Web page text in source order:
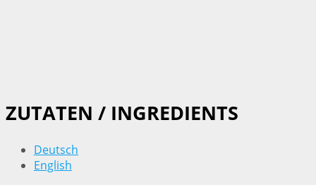
ZUTATEN / INGREDIENTS
Deutsch
English